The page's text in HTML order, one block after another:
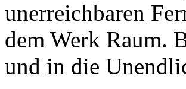
unerreichbaren
dem Werk Raum.
und in die